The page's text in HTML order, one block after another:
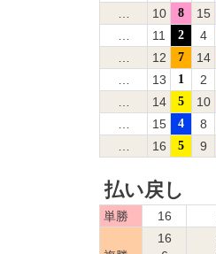
10 8 15
11 2 4
12 7 14
13 1 2
14 5 10
15 4 8
16 5 9
払い戻し
単勝 16
16